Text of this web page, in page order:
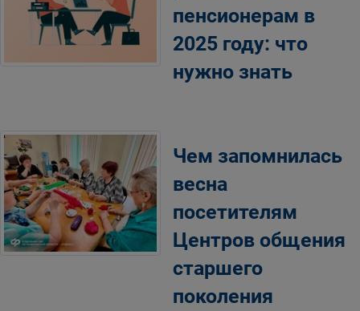
пенсионерам в
2025 году: что
нужно знать
Чем запомнилась
весна
посетителям
Центров общения
старшего
поколения